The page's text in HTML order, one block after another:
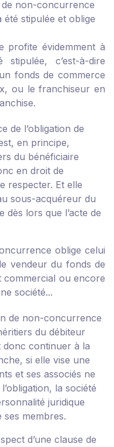
de non-concurrence
stipulée et oblige
profite évidemment à
c’est-à-dire
fonds de commerce
ou le franchiseur en
de l’obligation de
en principe,
du bénéficiaire
en droit de
respecter. Et elle
sous-acquéreur du
dès lors que l’acte de
oblige celui
vendeur du fonds de
commercial ou encore
société...
de non-concurrence
du débiteur
donc continuer à la
si elle vise une
et ses associés ne
la société
juridique
ses membres.
d’une clause de